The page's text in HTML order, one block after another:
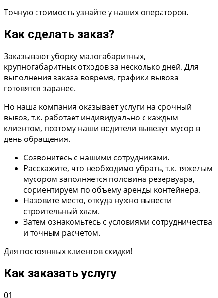
Точную стоимость узнайте у наших операторов.
Как сделать заказ?
Заказывают уборку малогабаритных,
крупногабаритных отходов за несколько дней. Для
выполнения заказа вовремя, графики вывоза
готовятся заранее.
Но наша компания оказывает услуги на срочный
вывоз, т.к. работает индивидуально с каждым
клиентом, поэтому наши водители вывезут мусор в
день обращения.
Созвонитесь с нашими сотрудниками.
Расскажите, что необходимо убрать, т.к. тяжелым
мусором заполняется половина резервуара,
сориентируем по объему аренды контейнера.
Назовите место, откуда нужно вывести
строительный хлам.
Затем ознакомьтесь с условиями сотрудничества
и точным расчетом.
Для постоянных клиентов скидки!
Как заказать услугу
01